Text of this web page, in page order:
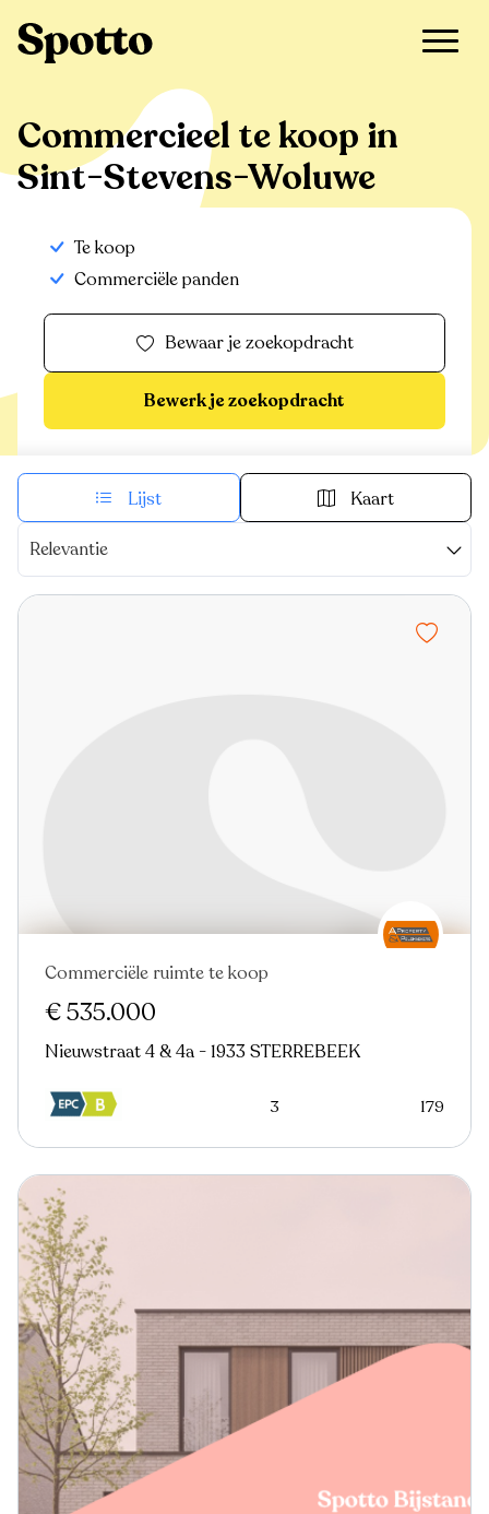
Sint-Stevens-Woluwe
Commercieel te koop in
Sint-Stevens-Woluwe
Te koop
Commerciële panden
Bewaar je zoekopdracht
Bewerk je zoekopdracht
Lijst Kaart
Relevantie
Commerciële ruimte te koop
€ 535.000
Nieuwstraat 4 & 4a - 1933 STERREBEEK
3 179